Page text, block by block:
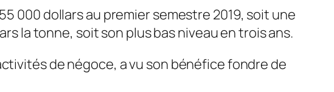
000 dollars au premier semestre 2019, soit une
la tonne, soit son plus bas niveau en trois ans.
de négoce, a vu son bénéfice fondre de